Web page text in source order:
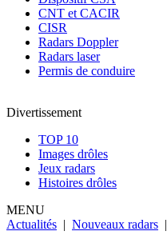
CNT et CACIR
CISR
Radars Doppler
Radars laser
Permis de conduire
Divertissement
TOP 10
Images drôles
Jeux radars
Histoires drôles
MENU
Actualités | Nouveaux radars |